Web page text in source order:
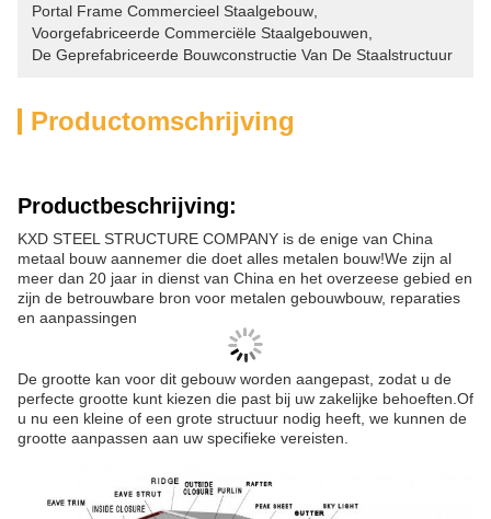
Portal Frame Commercieel Staalgebouw
Voorgefabriceerde Commerciële Staalgebouwen
De Geprefabriceerde Bouwconstructie Van De Staalstructuur
Productomschrijving
Productbeschrijving:
KXD STEEL STRUCTURE COMPANY is de enige van China
metaal bouw aannemer die doet alles metalen bouw!We zijn al
meer dan 20 jaar in dienst van China en het overzeese gebied en
zijn de betrouwbare bron voor metalen gebouwbouw, reparaties
en aanpassingen
De grootte kan voor dit gebouw worden aangepast, zodat u de
perfecte grootte kunt kiezen die past bij uw zakelijke behoeften. Of
u nu een kleine of een grote structuur nodig heeft, we kunnen de
grootte aanpassen aan uw specifieke vereisten.